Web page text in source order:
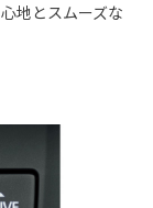
地とスムーズな